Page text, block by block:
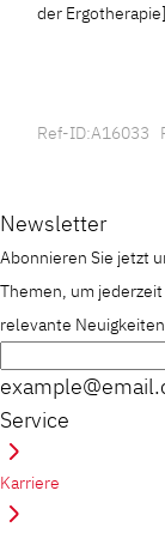
der
Ref-ID:A16033
Newsletter
Abonnieren Sie jetzt
Themen, um
relevante
Service
Karriere